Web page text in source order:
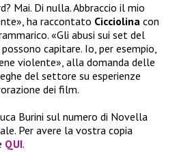
Mai. Di nulla. Abbraccio il mio
ha raccontato Cicciolina con
«Gli abusi sui set del
capitare. Io, per esempio,
violente», alla domanda delle
del settore su esperienze
dei film.
Burini sul numero di Novella
Per avere la vostra copia
QUI.